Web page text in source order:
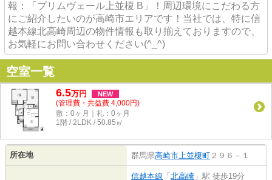
報：「プリムヴェール上並榎 B」！周辺環境にこだわる方
にご紹介したいのが高崎市エリアです！当社では、特に信
越本線北高崎周辺の物件情報も取り揃えておりますので、
お気軽にお問い合わせください(^_^)
空室一覧
6.5万円 NEW
(管理費・共益費 4,000円)
敷：0ヶ月｜礼：0ヶ月
1階 / 2LDK / 50.85㎡
所在地 群馬県高崎市上並榎町 ２９６－１
信越本線 「 北高崎 」駅 徒歩19分